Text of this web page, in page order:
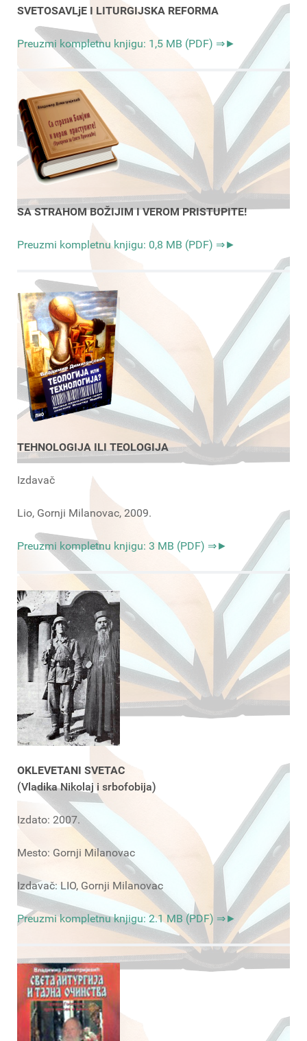
SVETOSAVLjE I LITURGIJSKA REFORMA
Preuzmi kompletnu knjigu: 1,5 MB (PDF) ⇒►
SA STRAHOM BOŽIJIM I VEROM PRISTUPITE!
Preuzmi kompletnu knjigu: 0,8 MB (PDF) ⇒►
TEHNOLOGIJA ILI TEOLOGIJA
Izdavač
Lio, Gornji Milanovac, 2009.
Preuzmi kompletnu knjigu: 3 MB (PDF) ⇒►
OKLEVETANI SVETAC
(Vladika Nikolaj i srbofobija)
Izdato: 2007.
Mesto: Gornji Milanovac
Izdavač: LIO, Gornji Milanovac
Preuzmi kompletnu knjigu: 2.1 MB (PDF) ⇒►